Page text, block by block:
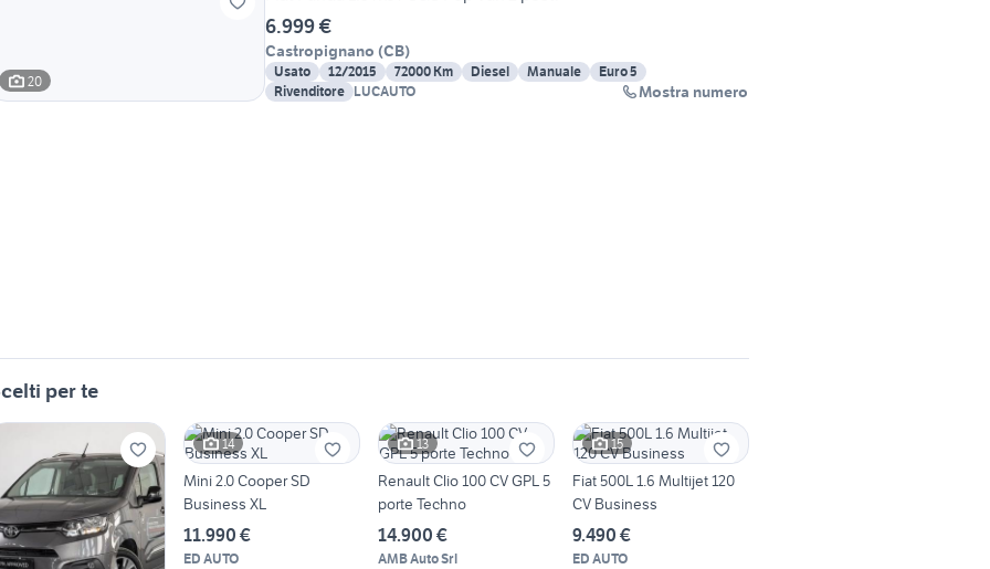
20
6.999 €
Castropignano (CB)
Usato 12/2015 72000 Km Diesel Manuale
Euro 5
Rivenditore LUCAUTO Mostra numero
per te
14
Mini 2.0 Cooper SD
Business XL
11.990 €
ED AUTO
13
Renault Clio 100 CV GPL 5
porte Techno
14.900 €
AMB Auto Srl
15
Fiat 500L 1.6 Multijet 120
CV Business
9.490 €
ED AUTO